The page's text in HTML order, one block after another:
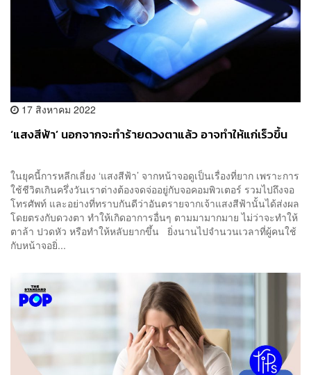
17 สิงหาคม 2022
‘แสงสีฟ้า’ นอกจากจะทำร้ายดวงตาแล้ว อาจทำให้แก่เร็วขึ้น
ในยุคนี้การหลีกเลี่ยง ‘แสงสีฟ้า’ จากหน้าจอดูเป็นเรื่องที่ยาก เพราะการ
ใช้ชีวิตเกินครึ่งวันเราต่างต้องจดจ่ออยู่กับจอคอมพิวเตอร์ รวมไปถึงจอ
โทรศัพท์ และอย่างที่ทราบกันดีว่าอันตรายจากเจ้าแสงสีฟ้านั้นได้ส่งผล
โดยตรงกับดวงตา ทำให้เกิดอาการอื่นๆ ตามมามากมาย ไม่ว่าจะทำให้
ตาล้า ปวดหัว หรือทำให้หลับยากขึ้น ยิ่งนานไปจำนวนเวลาที่ผู้คนใช้
กับหน้าจอยิ่...